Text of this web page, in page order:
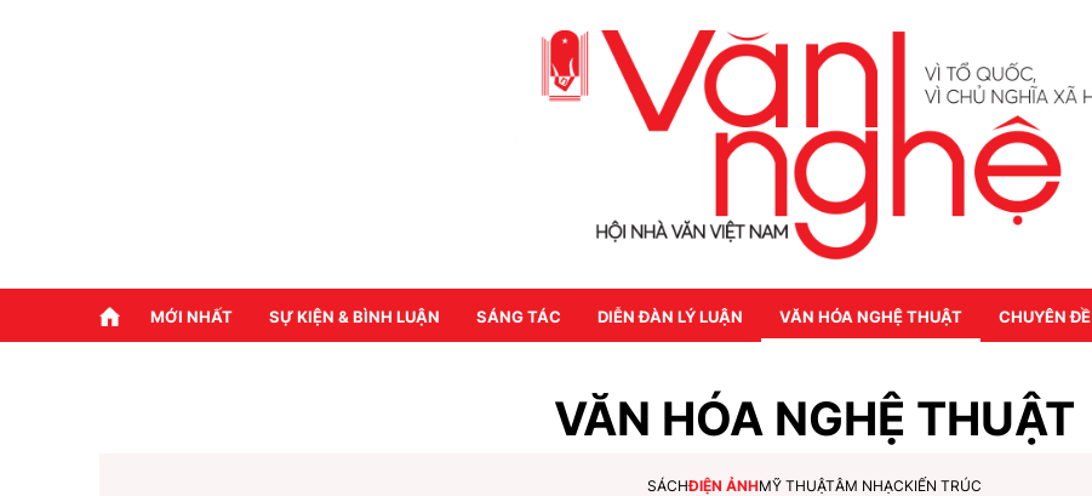
MỚI NHẤT SỰ KIỆN & BÌNH LUẬN SÁNG TÁC DIỄN ĐÀN LÝ LUẬN VĂN HÓA NGHỆ THUẬT CHUYÊN ĐỀ
VĂN HÓA NGHỆ THUẬT
SÁCHĐIỆN ẢNHMỸ THUẬTÂM NHẠCKIẾN TRÚC